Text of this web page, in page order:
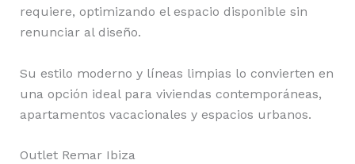
requiere, optimizando el espacio disponible sin
renunciar al diseño.
Su estilo moderno y líneas limpias lo convierten en
una opción ideal para viviendas contemporáneas,
apartamentos vacacionales y espacios urbanos.
Outlet Remar Ibiza